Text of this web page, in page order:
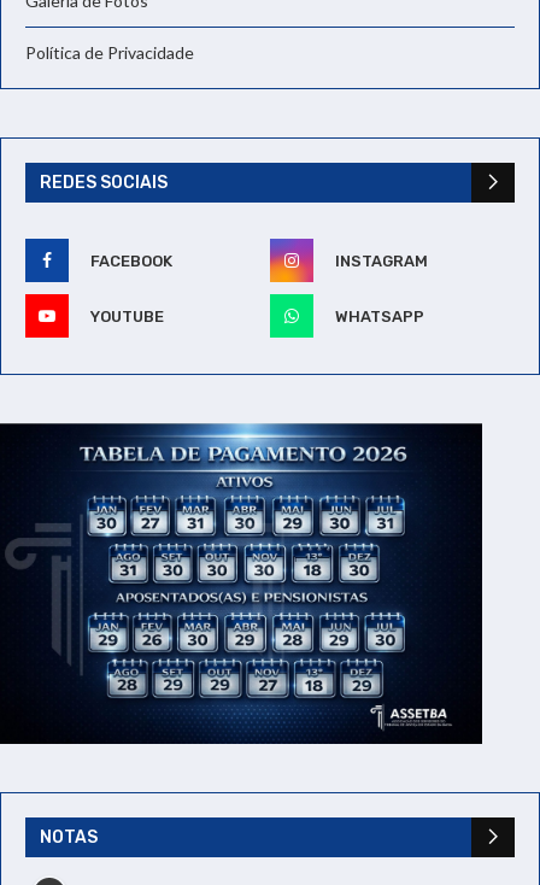
Política de Privacidade
REDES SOCIAIS
FACEBOOK INSTAGRAM
YOUTUBE WHATSAPP
NOTAS